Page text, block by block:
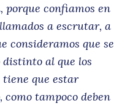
porque confiamos en
a escrutar, a
consideramos que se
al que los
que estar
tampoco deben